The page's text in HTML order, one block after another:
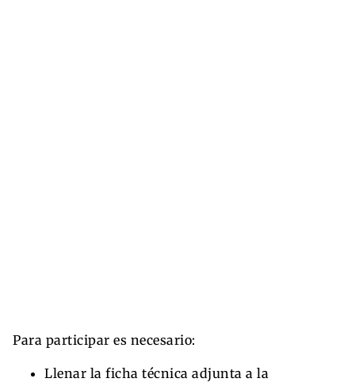
Para participar es necesario:
Llenar la ficha técnica adjunta a la